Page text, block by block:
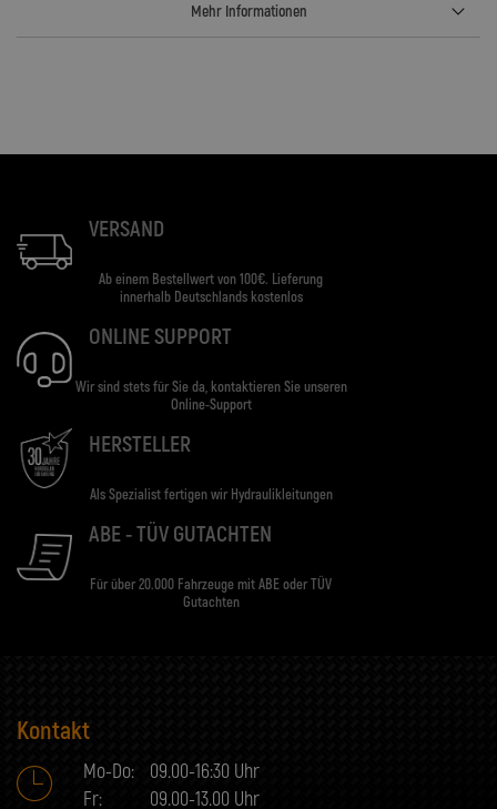
Mehr Informationen
VERSAND
Ab einem Bestellwert von 100€. Lieferung
innerhalb Deutschlands kostenlos
ONLINE SUPPORT
Wir sind stets für Sie da, kontaktieren Sie unseren
Online-Support
HERSTELLER
Als Spezialist fertigen wir Hydraulikleitungen
ABE - TÜV GUTACHTEN
Für über 20.000 Fahrzeuge mit ABE oder TÜV
Gutachten
Kontakt
Mo-Do:
09.00-16:30 Uhr
Fr:
09.00-13.00 Uhr